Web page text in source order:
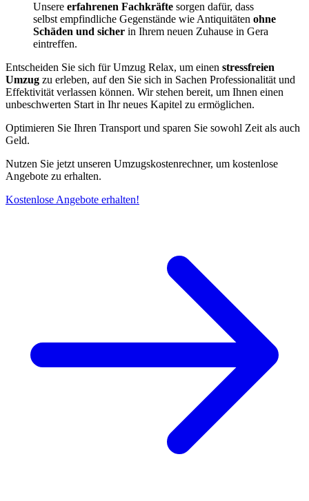
Unsere erfahrenen Fachkräfte sorgen dafür, dass
selbst empfindliche Gegenstände wie Antiquitäten ohne
Schäden und sicher in Ihrem neuen Zuhause in Gera
eintreffen.
Entscheiden Sie sich für Umzug Relax, um einen stressfreien
Umzug zu erleben, auf den Sie sich in Sachen Professionalität und
Effektivität verlassen können. Wir stehen bereit, um Ihnen einen
unbeschwerten Start in Ihr neues Kapitel zu ermöglichen.
Optimieren Sie Ihren Transport und sparen Sie sowohl Zeit als auch
Geld.
Nutzen Sie jetzt unseren Umzugskostenrechner, um kostenlose
Angebote zu erhalten.
Kostenlose Angebote erhalten!